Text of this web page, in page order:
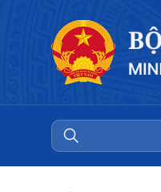
0:00 0:00